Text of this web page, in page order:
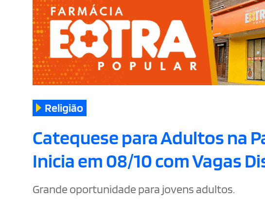
Religião
Catequese para Adultos na
Inicia em 08/10 com Vagas
Grande oportunidade para jovens adultos.